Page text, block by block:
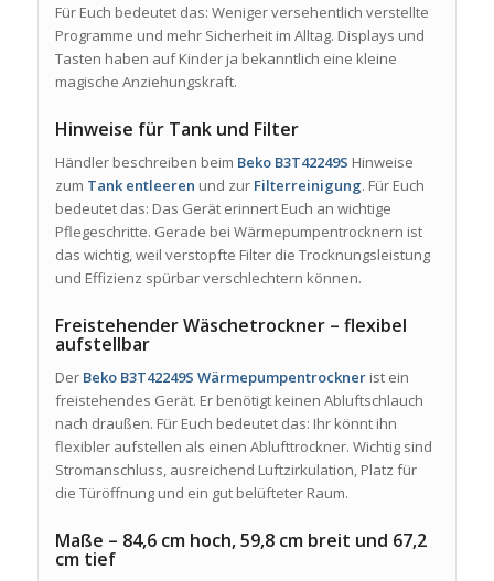
Für Euch bedeutet das: Weniger versehentlich verstellte
Programme und mehr Sicherheit im Alltag. Displays und
Tasten haben auf Kinder ja bekanntlich eine kleine
magische Anziehungskraft.
Hinweise für Tank und Filter
Händler beschreiben beim Beko B3T42249S Hinweise
zum Tank entleeren und zur Filterreinigung. Für Euch
bedeutet das: Das Gerät erinnert Euch an wichtige
Pflegeschritte. Gerade bei Wärmepumpentrocknern ist
das wichtig, weil verstopfte Filter die Trocknungsleistung
und Effizienz spürbar verschlechtern können.
Freistehender Wäschetrockner – flexibel
aufstellbar
Der Beko B3T42249S Wärmepumpentrocknerist ein
freistehendes Gerät. Er benötigt keinen Abluftschlauch
nach draußen. Für Euch bedeutet das: Ihr könnt ihn
flexibler aufstellen als einen Ablufttrockner. Wichtig sind
Stromanschluss, ausreichend Luftzirkulation, Platz für
die Türöffnung und ein gut belüfteter Raum.
Maße – 84,6 cm hoch, 59,8 cm breit und 67,2
cm tief